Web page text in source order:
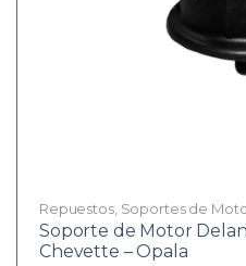
Repuestos, Soportes de
Soporte de Motor
Chevette – Opala